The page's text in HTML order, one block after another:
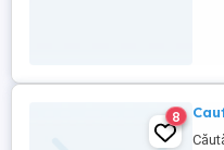
8